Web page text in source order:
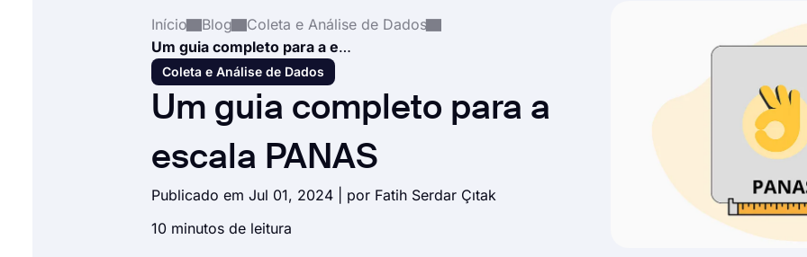
Início Blog
Coleta e Análise de Dados
Um guia completo para a escala PANAS
Coleta e Análise de Dados
Um guia completo para a
escala PANAS
Publicado em Jul 01, 2024 | por Fatih Serdar Çıtak
10 minutos de leitura